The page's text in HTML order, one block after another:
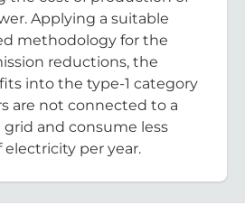
Applying a suitable
methodology for the
reductions, the
into the type-1 category
are not connected to a
and consume less
per year.